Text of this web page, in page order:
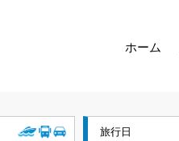
ホーム
旅行日